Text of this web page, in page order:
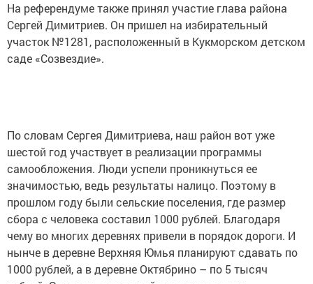
На референдуме также принял участие глава района
Сергей Димитриев. Он пришел на избирательный
участок №1281, расположенный в Кукморском детском
саде «Созвездие».
По словам Сергея Димитриева, наш район вот уже
шестой год участвует в реализации программы
самообложения. Люди успели проникнуться ее
значимостью, ведь результаты налицо. Поэтому в
прошлом году были сельские поселения, где размер
сбора с человека составил 1000 рублей. Благодаря
чему во многих деревнях привели в порядок дороги. И
нынче в деревне Верхняя Юмья планируют сдавать по
1000 рублей, а в деревне Октябрино – по 5 тысяч